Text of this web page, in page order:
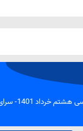
نمونه سوال امتحانی فارسی هشتم خرداد